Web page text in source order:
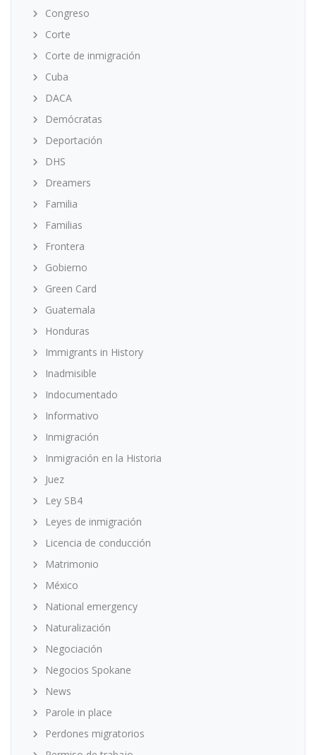
Congreso
Corte
Corte de inmigración
Cuba
DACA
Demócratas
Deportación
DHS
Dreamers
Familia
Familias
Frontera
Gobierno
Green Card
Guatemala
Honduras
Immigrants in History
Inadmisible
Indocumentado
Informativo
Inmigración
Inmigración en la Historia
Juez
Ley SB4
Leyes de inmigración
Licencia de conducción
Matrimonio
México
National emergency
Naturalización
Negociación
Negocios Spokane
News
Parole in place
Perdones migratorios